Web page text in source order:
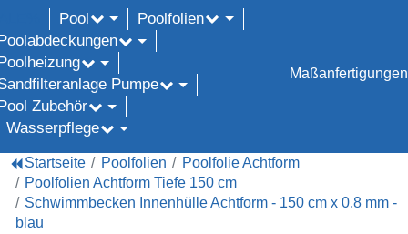
Pool
Poolfolien
Pumpe
Zubehör
Wasserpflege
Maßanfertigungen
Startseite Poolfolien
Poolfolie Achtform
Poolfolien Achtform Tiefe 150 cm
Schwimmbecken Innenhülle Achtform - 150 cm x 0,8 mm -
blau